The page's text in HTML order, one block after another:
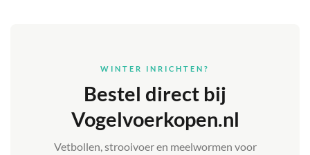
WINTER INRICHTEN?
Bestel direct bij
Vogelvoerkopen.nl
Vetbollen, strooivoer en meelwormen voor